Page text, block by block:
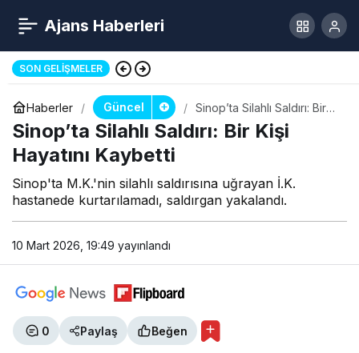
Ajans Haberleri
SON GELIŞMELER
Haberler Güncel
Sinop’ta Silahlı Saldırı: Bir
Kişi Hayatını Kaybetti
Sinop’ta Silahlı Saldırı: Bir Kişi
Hayatını Kaybetti
Sinop'ta M.K.'nin silahlı saldırısına uğrayan İ.K.
hastanede kurtarılamadı, saldırgan yakalandı.
10 Mart 2026, 19:49 yayınlandı
0 Paylaş Beğen